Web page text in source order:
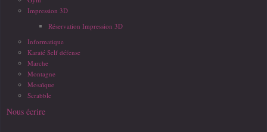
Impression 3D
Réservation Impression 3D
Informatique
Karaté Self défense
Marche
Montagne
Mosaïque
Scrabble
Nous écrire